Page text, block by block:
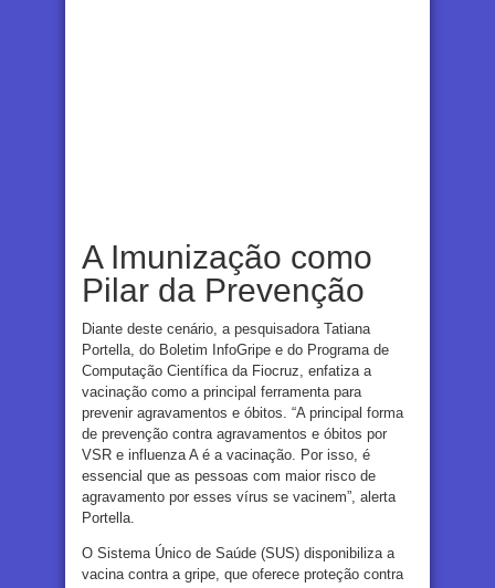
A Imunização como
Pilar da Prevenção
Diante deste cenário, a pesquisadora Tatiana
Portella, do Boletim InfoGripe e do Programa de
Computação Científica da Fiocruz, enfatiza a
vacinação como a principal ferramenta para
prevenir agravamentos e óbitos. “A principal forma
de prevenção contra agravamentos e óbitos por
VSR e influenza A é a vacinação. Por isso, é
essencial que as pessoas com maior risco de
agravamento por esses vírus se vacinem”, alerta
Portella.
O Sistema Único de Saúde (SUS) disponibiliza a
vacina contra a gripe, que oferece proteção contra